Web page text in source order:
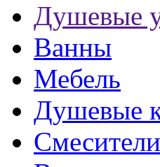
Душевые
Ванны
Мебель
Душевые
Смесители